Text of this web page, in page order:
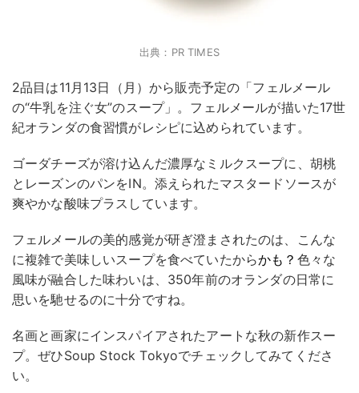
出典：PR TIMES
2品目は11月13日（月）から販売予定の「フェルメール
の“牛乳を注ぐ女”のスープ」。フェルメールが描いた17世
紀オランダの食習慣がレシピに込められています。
ゴーダチーズが溶け込んだ濃厚なミルクスープに、胡桃
とレーズンのパンをIN。添えられたマスタードソースが
爽やかな酸味プラスしています。
フェルメールの美的感覚が研ぎ澄まされたのは、こんな
に複雑で美味しいスープを食べていたからかも？ 色々な
風味が融合した味わいは、350年前のオランダの日常に
思いを馳せるのに十分ですね。
名画と画家にインスパイアされたアートな秋の新作スー
プ。ぜひSoup Stock Tokyoでチェックしてみてくださ
い。